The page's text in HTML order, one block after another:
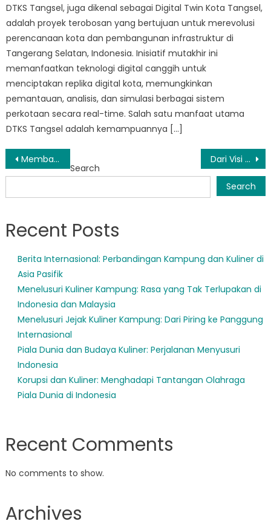
DTKS Tangsel, juga dikenal sebagai Digital Twin Kota Tangsel,
adalah proyek terobosan yang bertujuan untuk merevolusi
perencanaan kota dan pembangunan infrastruktur di
Tangerang Selatan, Indonesia. Inisiatif mutakhir ini
memanfaatkan teknologi digital canggih untuk
menciptakan replika digital kota, memungkinkan
pemantauan, analisis, dan simulasi berbagai sistem
perkotaan secara real-time. Salah satu manfaat utama
DTKS Tangsel adalah kemampuannya […]
Post
navigation
Membangun Masa Depan Lebih Cerah: Dampak Transformatif PKH Tangsel di Tangsel Selatan Dari Visi Menjadi Kenyataan: Bagaimana DTKS Tangsel Membentuk Masa Depan Pembangunan Perkotaan
Search
Search
Recent Posts
Berita Internasional: Perbandingan Kampung dan Kuliner di
Asia Pasifik
Menelusuri Kuliner Kampung: Rasa yang Tak Terlupakan di
Indonesia dan Malaysia
Menelusuri Jejak Kuliner Kampung: Dari Piring ke Panggung
Internasional
Piala Dunia dan Budaya Kuliner: Perjalanan Menyusuri
Indonesia
Korupsi dan Kuliner: Menghadapi Tantangan Olahraga
Piala Dunia di Indonesia
Recent Comments
No comments to show.
Archives